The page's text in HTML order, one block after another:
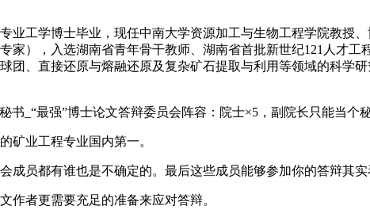
业工学博士毕业，现任中南大学资源加工与生物工程学院教授
家），入选湖南省青年骨干教师、湖南省首批新世纪121人才
团、直接还原与熔融还原及复杂矿石提取与利用等领域的科学
矿业工程专业国内第一。
员都有谁也是不确定的。最后这些成员能够参加你的答辩其实
作者更需要充足的准备来应对答辩。